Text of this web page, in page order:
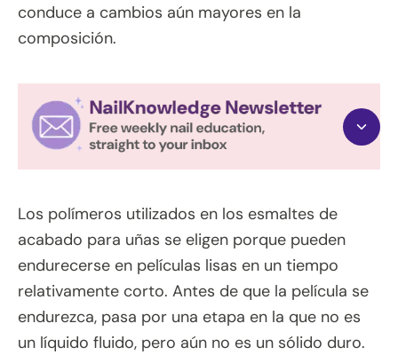
conduce a cambios aún mayores en la
composición.
Los polímeros utilizados en los esmaltes de
acabado para uñas se eligen porque pueden
endurecerse en películas lisas en un tiempo
relativamente corto. Antes de que la película se
endurezca, pasa por una etapa en la que no es
un líquido fluido, pero aún no es un sólido duro.